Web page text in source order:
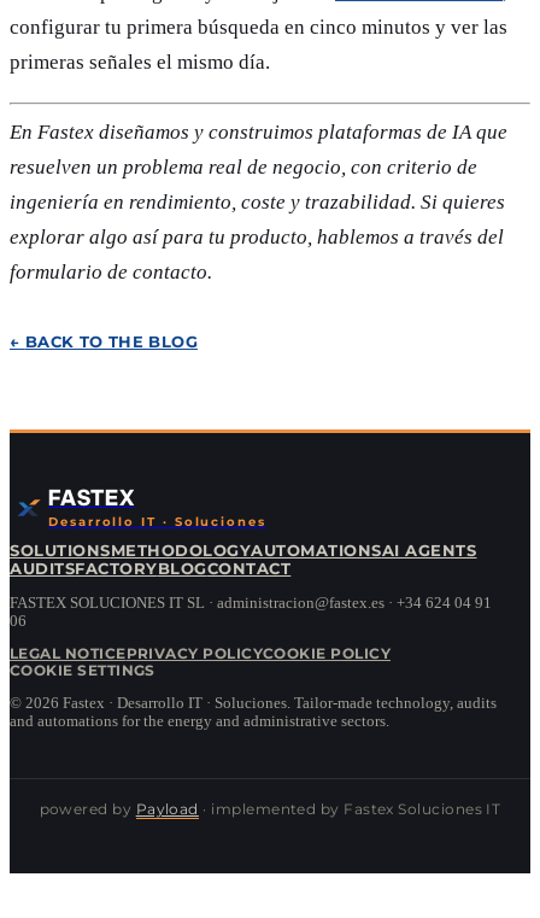
configurar tu primera búsqueda en cinco minutos y ver las
primeras señales el mismo día.
En Fastex diseñamos y construimos plataformas de IA que
resuelven un problema real de negocio, con criterio de
ingeniería en rendimiento, coste y trazabilidad. Si quieres
explorar algo así para tu producto, hablemos a través del
formulario de contacto.
← BACK TO THE BLOG
FASTEX
Desarrollo IT · Soluciones
SOLUTIONSMETHODOLOGYAUTOMATIONSAI AGENTS
AUDITSFACTORYBLOGCONTACT
FASTEX SOLUCIONES IT SL · administracion@fastex.es · +34 624 04 91
06
LEGAL NOTICEPRIVACY POLICYCOOKIE POLICY
COOKIE SETTINGS
© 2026 Fastex · Desarrollo IT · Soluciones. Tailor-made technology, audits
and automations for the energy and administrative sectors.
powered by Payload · implemented by Fastex Soluciones IT